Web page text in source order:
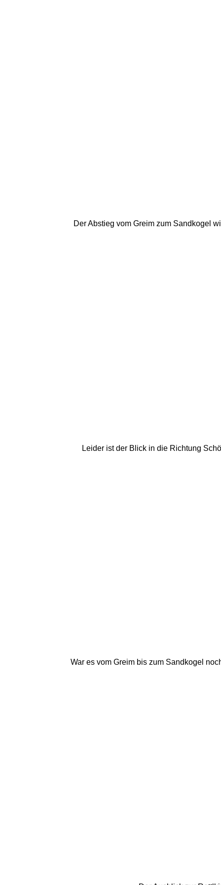
Der Abstieg vom Greim zum Sandkogel
Leider ist der Blick in die Richtung
War es vom Greim bis zum Sandkogel